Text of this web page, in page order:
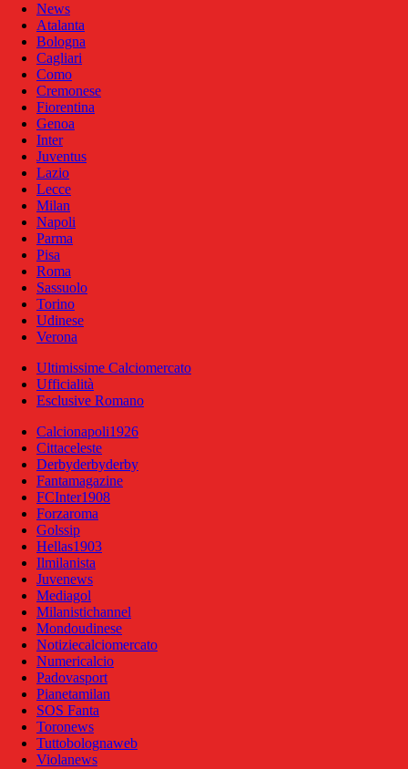
News
Atalanta
Bologna
Cagliari
Como
Cremonese
Fiorentina
Genoa
Inter
Juventus
Lazio
Lecce
Milan
Napoli
Parma
Pisa
Roma
Sassuolo
Torino
Udinese
Verona
Ultimissime Calciomercato
Ufficialità
Esclusive Romano
Calcionapoli1926
Cittaceleste
Derbyderbyderby
Fantamagazine
FCInter1908
Forzaroma
Golssip
Hellas1903
Ilmilanista
Juvenews
Mediagol
Milanistichannel
Mondoudinese
Notiziecalciomercato
Numericalcio
Padovasport
Pianetamilan
SOS Fanta
Toronews
Tuttobolognaweb
Violanews